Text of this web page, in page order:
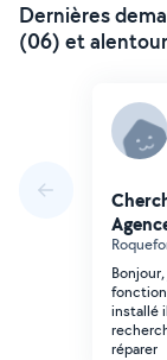
Dernières
(06) et
installé
réparer